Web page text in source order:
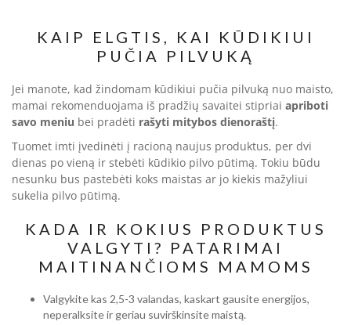
KAIP ELGTIS, KAI KŪDIKIUI
PUČIA PILVUKĄ
Jei manote, kad žindomam kūdikiui pučia pilvuką nuo maisto,
mamai rekomenduojama iš pradžių savaitei stipriai apriboti
savo meniu bei pradėti rašyti mitybos dienoraštį.
Tuomet imti įvedinėti į racioną naujus produktus, per dvi
dienas po vieną ir stebėti kūdikio pilvo pūtimą. Tokiu būdu
nesunku bus pastebėti koks maistas ar jo kiekis mažyliui
sukelia pilvo pūtimą.
KADA IR KOKIUS PRODUKTUS
VALGYTI? PATARIMAI
MAITINANČIOMS MAMOMS
Valgykite kas 2,5-3 valandas, kaskart gausite energijos,
neperalksite ir geriau suvirškinsite maistą.